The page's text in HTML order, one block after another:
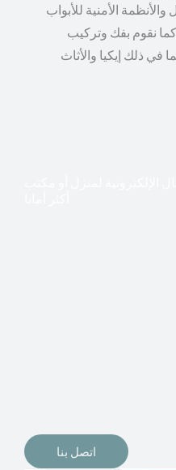
الأمنية للأبواب
نقوم بفك وتركيب
في ذلك إيكيا والأثاث
اتصل بنا